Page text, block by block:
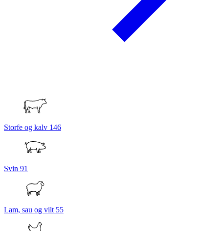
Storfe og kalv 146
Svin 91
Lam, sau og vilt 55